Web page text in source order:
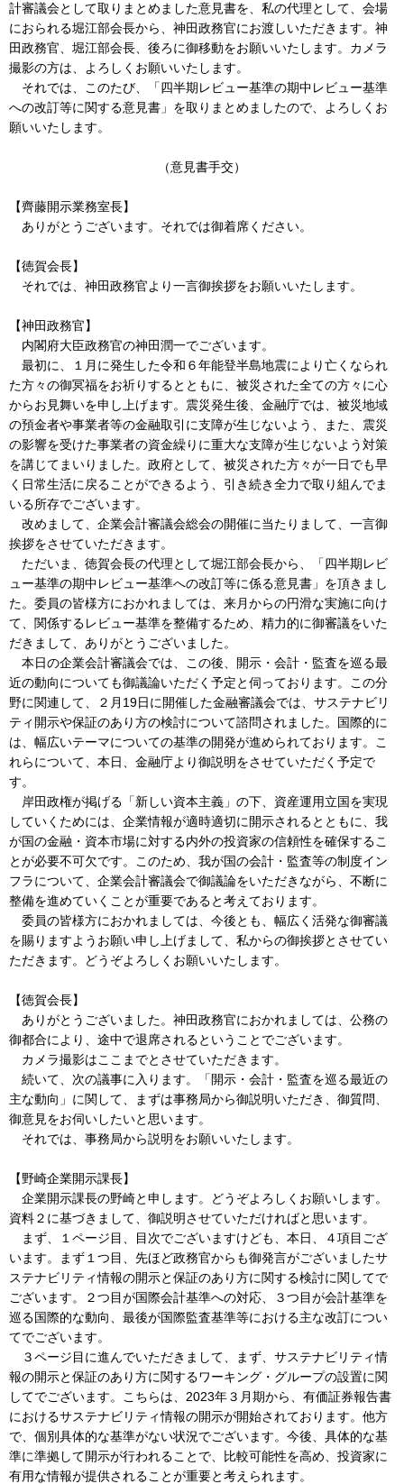
計審議会として取りまとめました意見書を、私の代理として、会場
におられる堀江部会長から、神田政務官にお渡しいただきます。神
田政務官、堀江部会長、後ろに御移動をお願いいたします。カメラ
撮影の方は、よろしくお願いいたします。
それでは、このたび、「四半期レビュー基準の期中レビュー基準
への改訂等に関する意見書」を取りまとめましたので、よろしくお
願いいたします。
（意見書手交）
【齊藤開示業務室長】
ありがとうございます。それでは御着席ください。
【徳賀会長】
それでは、神田政務官より一言御挨拶をお願いいたします。
【神田政務官】
内閣府大臣政務官の神田潤一でございます。
最初に、１月に発生した令和６年能登半島地震により亡くなられ
た方々の御冥福をお祈りするとともに、被災された全ての方々に心
からお見舞いを申し上げます。震災発生後、金融庁では、被災地域
の預金者や事業者等の金融取引に支障が生じないよう、また、震災
の影響を受けた事業者の資金繰りに重大な支障が生じないよう対策
を講じてまいりました。政府として、被災された方々が一日でも早
く日常生活に戻ることができるよう、引き続き全力で取り組んでま
いる所存でございます。
改めまして、企業会計審議会総会の開催に当たりまして、一言御
挨拶をさせていただきます。
ただいま、徳賀会長の代理として堀江部会長から、「四半期レビ
ュー基準の期中レビュー基準への改訂等に係る意見書」を頂きまし
た。委員の皆様方におかれましては、来月からの円滑な実施に向け
て、関係するレビュー基準を整備するため、精力的に御審議をいた
だきまして、ありがとうございました。
本日の企業会計審議会では、この後、開示・会計・監査を巡る最
近の動向についても御議論いただく予定と伺っております。この分
野に関連して、２月19日に開催した金融審議会では、サステナビリ
ティ開示や保証のあり方の検討について諮問されました。国際的に
は、幅広いテーマについての基準の開発が進められております。こ
れらについて、本日、金融庁より御説明をさせていただく予定で
す。
岸田政権が掲げる「新しい資本主義」の下、資産運用立国を実現
していくためには、企業情報が適時適切に開示されるとともに、我
が国の金融・資本市場に対する内外の投資家の信頼性を確保するこ
とが必要不可欠です。このため、我が国の会計・監査等の制度イン
フラについて、企業会計審議会で御議論をいただきながら、不断に
整備を進めていくことが重要であると考えております。
委員の皆様方におかれましては、今後とも、幅広く活発な御審議
を賜りますようお願い申し上げまして、私からの御挨拶とさせてい
ただきます。どうぞよろしくお願いいたします。
【徳賀会長】
ありがとうございました。神田政務官におかれましては、公務の
御都合により、途中で退席されるということでございます。
カメラ撮影はここまでとさせていただきます。
続いて、次の議事に入ります。「開示・会計・監査を巡る最近の
主な動向」に関して、まずは事務局から御説明いただき、御質問、
御意見をお伺いしたいと思います。
それでは、事務局から説明をお願いいたします。
【野崎企業開示課長】
企業開示課長の野崎と申します。どうぞよろしくお願いします。
資料２に基づきまして、御説明させていただければと思います。
まず、１ページ目、目次でございますけども、本日、４項目ござ
います。まず１つ目、先ほど政務官からも御発言がございましたサ
ステナビリティ情報の開示と保証のあり方に関する検討に関してで
ございます。２つ目が国際会計基準への対応、３つ目が会計基準を
巡る国際的な動向、最後が国際監査基準等における主な改訂につい
てでございます。
３ページ目に進んでいただきまして、まず、サステナビリティ情
報の開示と保証のあり方に関するワーキング・グループの設置に関
してでございます。こちらは、2023年３月期から、有価証券報告書
におけるサステナビリティ情報の開示が開始されております。他方
で、個別具体的な基準がない状況でございます。今後、具体的な基
準に準拠して開示が行われることで、比較可能性を高め、投資家に
有用な情報が提供されることが重要と考えられます。